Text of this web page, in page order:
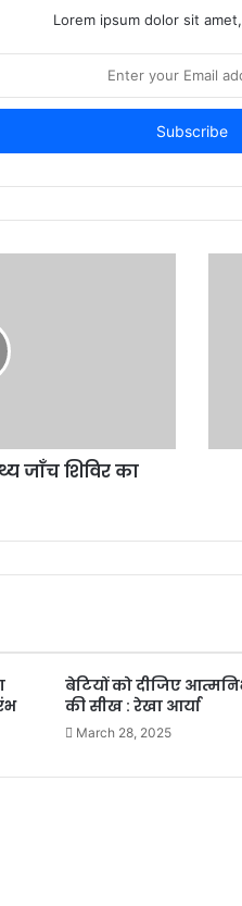
Lorem ipsum dolor sit
जाँच शिविर का
बेटियों को दीजिए
की सीख : रेखा आर्या
March 28, 2025